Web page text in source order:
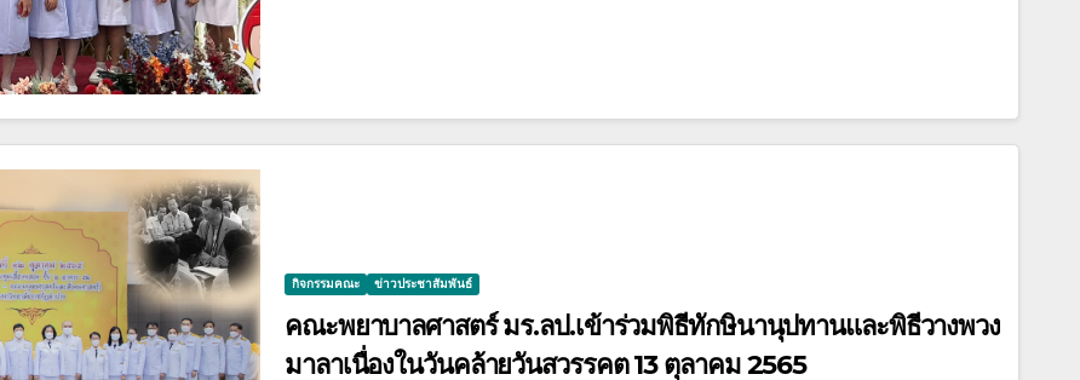
กิจกรรมคณะ ข่าวประชาสัมพันธ์
คณะพยาบาลศาสตร์ มร.ลป.เข้าร่วมพิธีทักษินานุปทานและพิธีวางพวง
มาลาเนื่องในวันคล้ายวันสวรรคต 13 ตุลาคม 2565